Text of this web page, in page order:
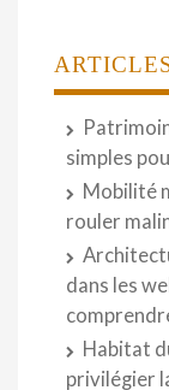
simples
Mobilité
rouler
dans les
Habitat
privilégier